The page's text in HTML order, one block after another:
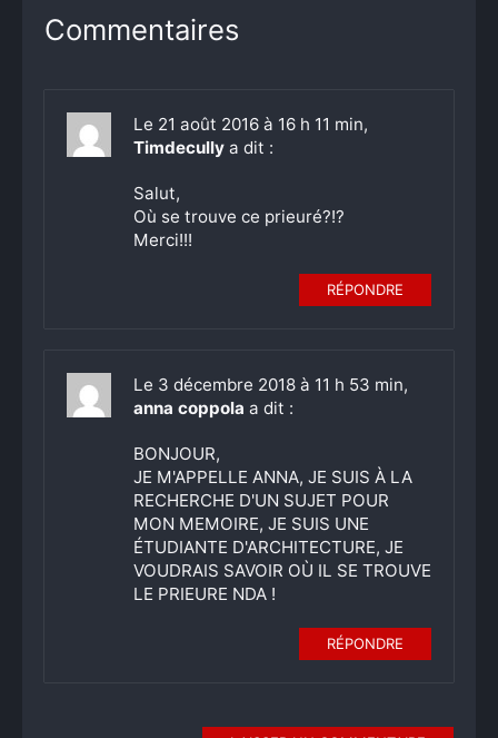
Commentaires
Le 21 août 2016 à 16 h 11 min,
Timdecully a dit :
Salut,
Où se trouve ce prieuré?!?
Merci!!!
RÉPONDRE
Le 3 décembre 2018 à 11 h 53 min,
anna coppola a dit :
BONJOUR,
JE M'APPELLE ANNA, JE SUIS À LA
RECHERCHE D'UN SUJET POUR
MON MEMOIRE, JE SUIS UNE
ÉTUDIANTE D'ARCHITECTURE, JE
VOUDRAIS SAVOIR OÙ IL SE TROUVE
LE PRIEURE NDA !
RÉPONDRE